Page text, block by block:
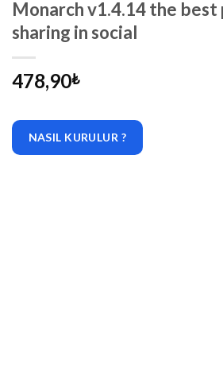
Monarch v1.4.14 the
sharing in social
478,90₺
NASIL KURULUR ?